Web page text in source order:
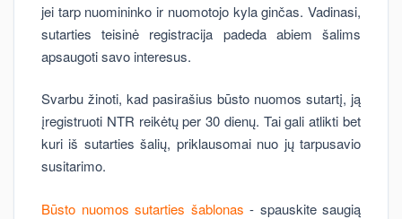
jei tarp nuomininko ir nuomotojo kyla ginčas. Vadinasi,
sutarties teisinė registracija padeda abiem šalims
apsaugoti savo interesus.
Svarbu žinoti, kad pasirašius būsto nuomos sutartį, ją
įregistruoti NTR reikėtų per 30 dienų. Tai gali atlikti bet
kuri iš sutarties šalių, priklausomai nuo jų tarpusavio
susitarimo.
Būsto nuomos sutarties šablonas - spauskite saugią